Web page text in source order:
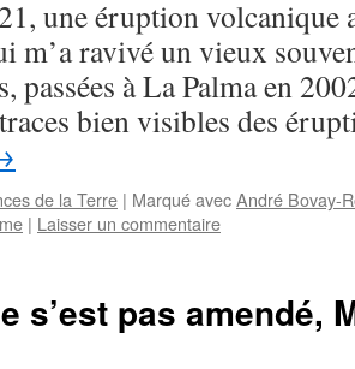
une éruption volcanique
m’a ravivé un vieux
passées à La Palma en
bien visibles des
de la Terre | Marqué avecAndré Bovay-
| Laisser un commentaire
s’est pas amendé,